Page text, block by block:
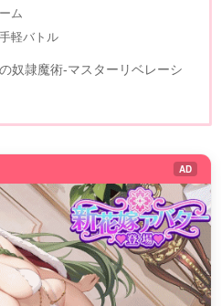
ム
軽バトル
奴隷魔術-マスターリベレーシ
AD